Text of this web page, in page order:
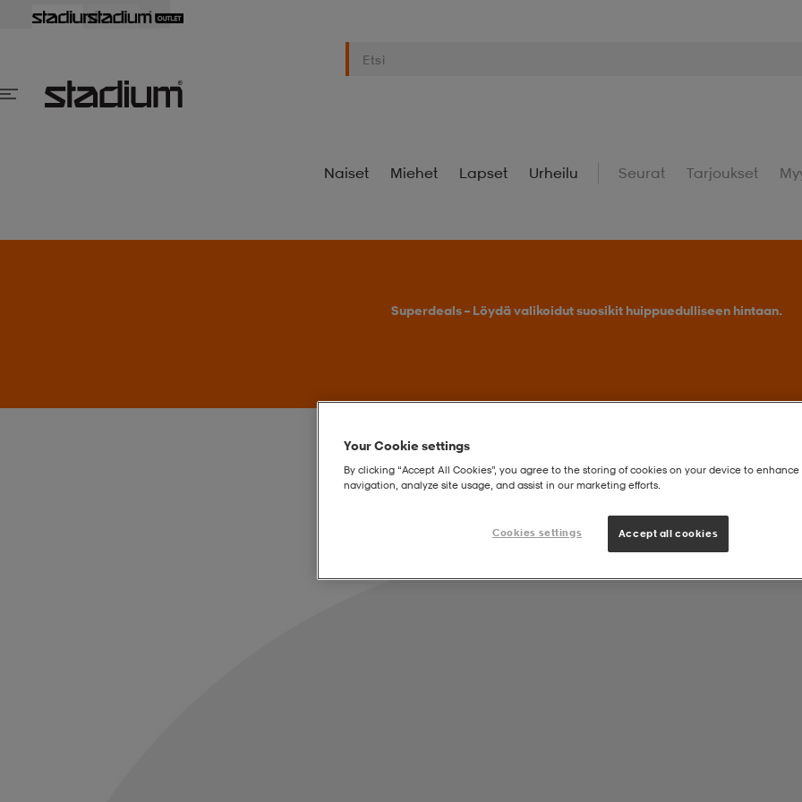
Naiset Miehet Lapset Urheilu Seurat Tarjoukset
Superdeals – Löydä valikoidut suosikit huippuedulliseen hintaan.
Your Cookie settings
By clicking “Accept All Cookies”, you agree to the storing of cookies on your device to enhance
navigation, analyze site usage, and assist in our marketing efforts.
Cookies settings Accept all cookies